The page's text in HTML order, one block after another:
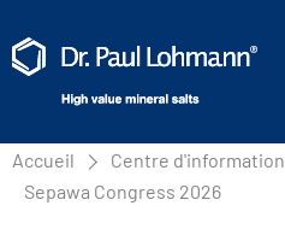
Accueil
Centre d'information
Sepawa Congress 2026